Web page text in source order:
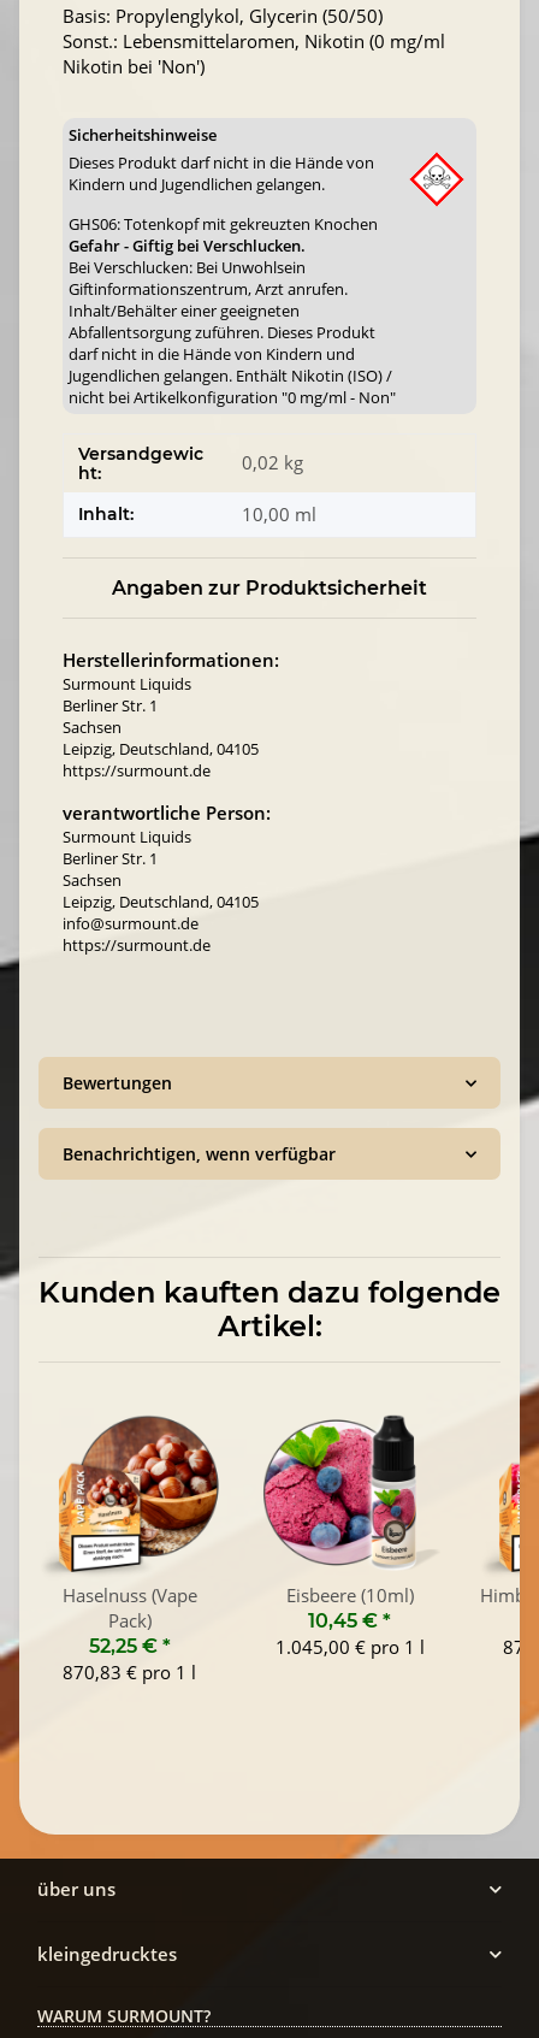
Basis: Propylenglykol, Glycerin (50/50)
Sonst.: Lebensmittelaromen, Nikotin (0 mg/ml
Nikotin bei 'Non')
Sicherheitshinweise
Dieses Produkt darf nicht in die Hände von
Kindern und Jugendlichen gelangen.
GHS06: Totenkopf mit gekreuzten Knochen
Gefahr - Giftig bei Verschlucken.
Bei Verschlucken: Bei Unwohlsein
Giftinformationszentrum, Arzt anrufen.
Inhalt/Behälter einer geeigneten
Abfallentsorgung zuführen. Dieses Produkt
darf nicht in die Hände von Kindern und
Jugendlichen gelangen. Enthält Nikotin (ISO) /
nicht bei Artikelkonfiguration "0 mg/ml - Non"
Versandgewic
ht:
0,02 kg
Inhalt: 10,00 ml
Angaben zur Produktsicherheit
Herstellerinformationen:
Surmount Liquids
Berliner Str. 1
Sachsen
Leipzig, Deutschland, 04105
https://surmount.de
verantwortliche Person:
Surmount Liquids
Berliner Str. 1
Sachsen
Leipzig, Deutschland, 04105
info@surmount.de
https://surmount.de
Bewertungen
Benachrichtigen, wenn verfügbar
Kunden kauften dazu folgende
Artikel:
Haselnuss (Vape
Pack)
52,25 € *
870,83 € pro 1 l
Eisbeere (10ml)
10,45 € *
1.045,00 € pro 1 l
über uns
kleingedrucktes
WARUM SURMOUNT?